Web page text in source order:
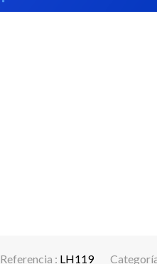
Referencia : LH119